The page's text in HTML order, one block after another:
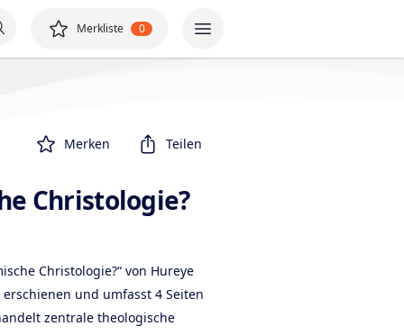
Merkliste 0
Merken Teilen
Christologie?
Christologie?“ von Hureye
und umfasst 4 Seiten
zentrale theologische